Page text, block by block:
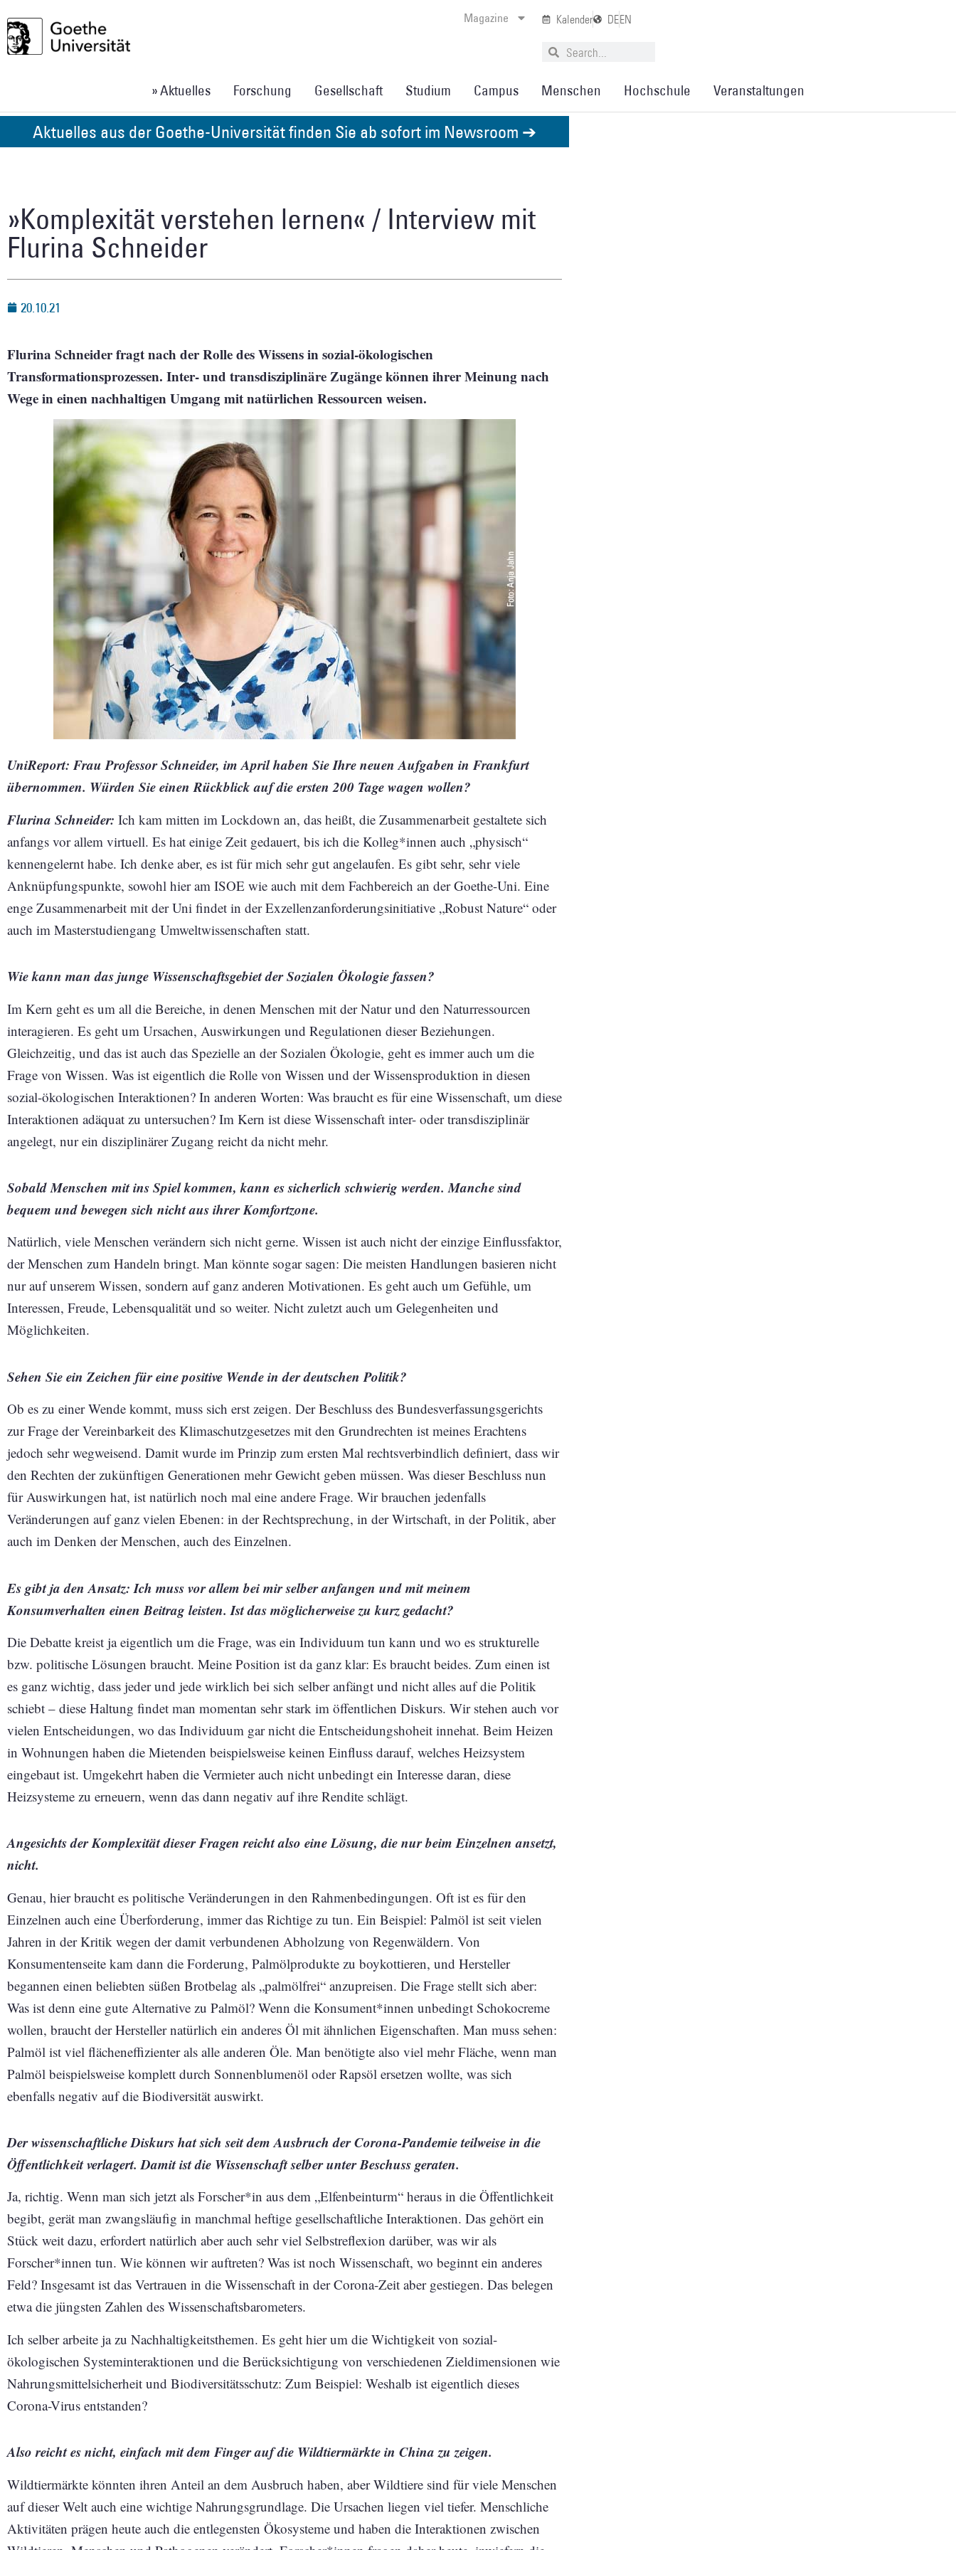
Magazine Kalender DEEN
» Aktuelles Forschung Gesellschaft Studium Campus Menschen Hochschule Veranstaltungen
Aktuelles aus der Goethe-Universität finden Sie ab sofort im Newsroom ➔
»Komplexität verstehen lernen« / Interview mit
Flurina Schneider
20.10.21
Flurina Schneider fragt nach der Rolle des Wissens in sozial-ökologischen
Transformationsprozessen. Inter- und transdisziplinäre Zugänge können ihrer Meinung nach
Wege in einen nachhaltigen Umgang mit natürlichen Ressourcen weisen.
UniReport: Frau Professor Schneider, im April haben Sie Ihre neuen Aufgaben in Frankfurt
übernommen. Würden Sie einen Rückblick auf die ersten 200 Tage wagen wollen?
Flurina Schneider: Ich kam mitten im Lockdown an, das heißt, die Zusammenarbeit gestaltete sich
anfangs vor allem virtuell. Es hat einige Zeit gedauert, bis ich die Kolleg*innen auch „physisch“
kennengelernt habe. Ich denke aber, es ist für mich sehr gut angelaufen. Es gibt sehr, sehr viele
Anknüpfungspunkte, sowohl hier am ISOE wie auch mit dem Fachbereich an der Goethe-Uni. Eine
enge Zusammenarbeit mit der Uni findet in der Exzellenzanforderungsinitiative „Robust Nature“ oder
auch im Masterstudiengang Umweltwissenschaften statt.
Wie kann man das junge Wissenschaftsgebiet der Sozialen Ökologie fassen?
Im Kern geht es um all die Bereiche, in denen Menschen mit der Natur und den Naturressourcen
interagieren. Es geht um Ursachen, Auswirkungen und Regulationen dieser Beziehungen.
Gleichzeitig, und das ist auch das Spezielle an der Sozialen Ökologie, geht es immer auch um die
Frage von Wissen. Was ist eigentlich die Rolle von Wissen und der Wissensproduktion in diesen
sozial-ökologischen Interaktionen? In anderen Worten: Was braucht es für eine Wissenschaft, um diese
Interaktionen adäquat zu untersuchen? Im Kern ist diese Wissenschaft inter- oder transdisziplinär
angelegt, nur ein disziplinärer Zugang reicht da nicht mehr.
Sobald Menschen mit ins Spiel kommen, kann es sicherlich schwierig werden. Manche sind
bequem und bewegen sich nicht aus ihrer Komfortzone.
Natürlich, viele Menschen verändern sich nicht gerne. Wissen ist auch nicht der einzige Einflussfaktor,
der Menschen zum Handeln bringt. Man könnte sogar sagen: Die meisten Handlungen basieren nicht
nur auf unserem Wissen, sondern auf ganz anderen Motivationen. Es geht auch um Gefühle, um
Interessen, Freude, Lebensqualität und so weiter. Nicht zuletzt auch um Gelegenheiten und
Möglichkeiten.
Sehen Sie ein Zeichen für eine positive Wende in der deutschen Politik?
Ob es zu einer Wende kommt, muss sich erst zeigen. Der Beschluss des Bundesverfassungsgerichts
zur Frage der Vereinbarkeit des Klimaschutzgesetzes mit den Grundrechten ist meines Erachtens
jedoch sehr wegweisend. Damit wurde im Prinzip zum ersten Mal rechtsverbindlich definiert, dass wir
den Rechten der zukünftigen Generationen mehr Gewicht geben müssen. Was dieser Beschluss nun
für Auswirkungen hat, ist natürlich noch mal eine andere Frage. Wir brauchen jedenfalls
Veränderungen auf ganz vielen Ebenen: in der Rechtsprechung, in der Wirtschaft, in der Politik, aber
auch im Denken der Menschen, auch des Einzelnen.
Es gibt ja den Ansatz: Ich muss vor allem bei mir selber anfangen und mit meinem
Konsumverhalten einen Beitrag leisten. Ist das möglicherweise zu kurz gedacht?
Die Debatte kreist ja eigentlich um die Frage, was ein Individuum tun kann und wo es strukturelle
bzw. politische Lösungen braucht. Meine Position ist da ganz klar: Es braucht beides. Zum einen ist
es ganz wichtig, dass jeder und jede wirklich bei sich selber anfängt und nicht alles auf die Politik
schiebt – diese Haltung findet man momentan sehr stark im öffentlichen Diskurs. Wir stehen auch vor
vielen Entscheidungen, wo das Individuum gar nicht die Entscheidungshoheit innehat. Beim Heizen
in Wohnungen haben die Mietenden beispielsweise keinen Einfluss darauf, welches Heizsystem
eingebaut ist. Umgekehrt haben die Vermieter auch nicht unbedingt ein Interesse daran, diese
Heizsysteme zu erneuern, wenn das dann negativ auf ihre Rendite schlägt.
Angesichts der Komplexität dieser Fragen reicht also eine Lösung, die nur beim Einzelnen ansetzt,
nicht.
Genau, hier braucht es politische Veränderungen in den Rahmenbedingungen. Oft ist es für den
Einzelnen auch eine Überforderung, immer das Richtige zu tun. Ein Beispiel: Palmöl ist seit vielen
Jahren in der Kritik wegen der damit verbundenen Abholzung von Regenwäldern. Von
Konsumentenseite kam dann die Forderung, Palmölprodukte zu boykottieren, und Hersteller
begannen einen beliebten süßen Brotbelag als „palmölfrei“ anzupreisen. Die Frage stellt sich aber:
Was ist denn eine gute Alternative zu Palmöl? Wenn die Konsument*innen unbedingt Schokocreme
wollen, braucht der Hersteller natürlich ein anderes Öl mit ähnlichen Eigenschaften. Man muss sehen:
Palmöl ist viel flächeneffizienter als alle anderen Öle. Man benötigte also viel mehr Fläche, wenn man
Palmöl beispielsweise komplett durch Sonnenblumenöl oder Rapsöl ersetzen wollte, was sich
ebenfalls negativ auf die Biodiversität auswirkt.
Der wissenschaftliche Diskurs hat sich seit dem Ausbruch der Corona-Pandemie teilweise in die
Öffentlichkeit verlagert. Damit ist die Wissenschaft selber unter Beschuss geraten.
Ja, richtig. Wenn man sich jetzt als Forscher*in aus dem „Elfenbeinturm“ heraus in die Öffentlichkeit
begibt, gerät man zwangsläufig in manchmal heftige gesellschaftliche Interaktionen. Das gehört ein
Stück weit dazu, erfordert natürlich aber auch sehr viel Selbstreflexion darüber, was wir als
Forscher*innen tun. Wie können wir auftreten? Was ist noch Wissenschaft, wo beginnt ein anderes
Feld? Insgesamt ist das Vertrauen in die Wissenschaft in der Corona-Zeit aber gestiegen. Das belegen
etwa die jüngsten Zahlen des Wissenschaftsbarometers.
Ich selber arbeite ja zu Nachhaltigkeitsthemen. Es geht hier um die Wichtigkeit von sozial-
ökologischen Systeminteraktionen und die Berücksichtigung von verschiedenen Zieldimensionen wie
Nahrungsmittelsicherheit und Biodiversitätsschutz: Zum Beispiel: Weshalb ist eigentlich dieses
Corona-Virus entstanden?
Also reicht es nicht, einfach mit dem Finger auf die Wildtiermärkte in China zu zeigen.
Wildtiermärkte könnten ihren Anteil an dem Ausbruch haben, aber Wildtiere sind für viele Menschen
auf dieser Welt auch eine wichtige Nahrungsgrundlage. Die Ursachen liegen viel tiefer. Menschliche
Aktivitäten prägen heute auch die entlegensten Ökosysteme und haben die Interaktionen zwischen